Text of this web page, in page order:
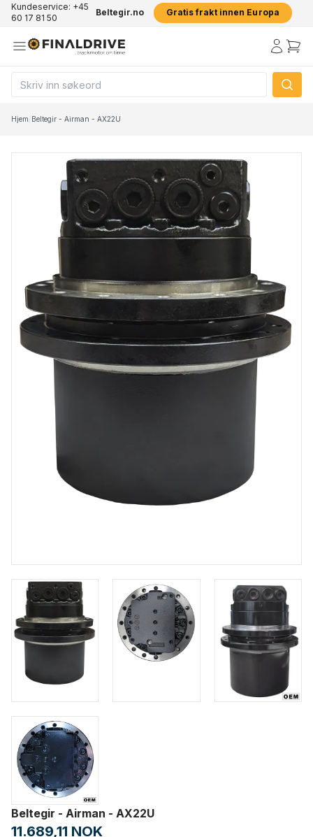
Kundeservice: +45
60 17 81 50
Beltegir.no Gratis frakt innen Europa
Hjem/Beltegir - Airman - AX22U
Beltegir - Airman - AX22U
11.689,11 NOK